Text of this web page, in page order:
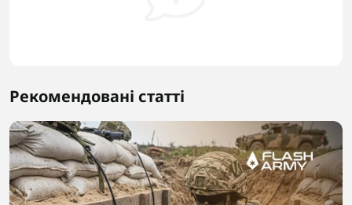
Рекомендовані статті